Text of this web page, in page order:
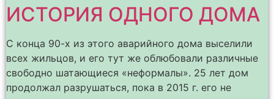
ИСТОРИЯ ОДНОГО ДОМА
С конца 90-х из этого аварийного дома выселили
всех жильцов, и его тут же облюбовали различные
свободно шатающиеся «неформалы». 25 лет дом
продолжал разрушаться, пока в 2015 г. его не